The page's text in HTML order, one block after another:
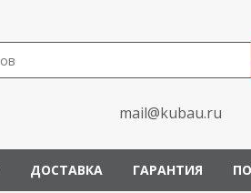
mail@kubau.ru
ДОСТАВКА ГАРАНТИЯ